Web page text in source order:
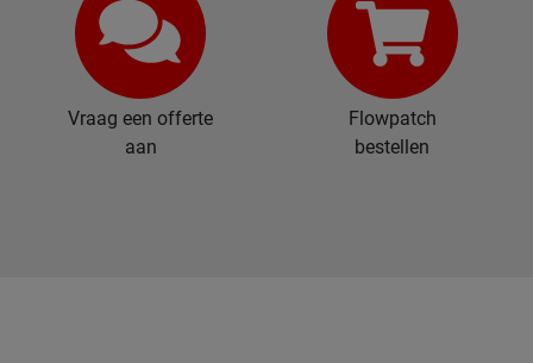
Vraag een offerte
aan
Flowpatch
bestellen